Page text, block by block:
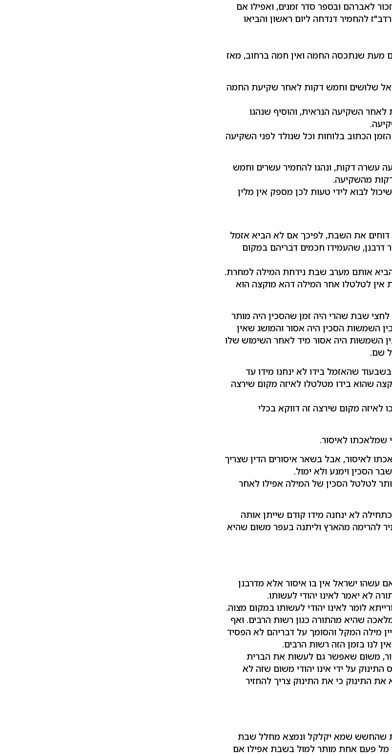
לאברהם ובספר סדר זמנים, ואפילו אם
להחמיר דנדחה ליום ראשון והביאו
מעת שנתכסה החמה ואין חמה ברחוב, מאז
שלושים וחמש דקות לאחר שקיעת החמה
השקיעה הנראית, והוסיף שנהגו
הכתוב בלוחות וכל שנולד לפני השקיעה
עשרה דקות, ונהגו להחמיר עשרים וחמש
מהשקיעה.
לבוא לידי טעות לכן מספק אין מלין
את השבת, לפיכך אם לא הביא אזמל
שהעמידו חכמים דבריהם במקום
הביא אותם מערב שבת נידחת המילה למחרת.
אין לטלטלו אחר המילה דהא מוקצה הוא
שבת שהרי היה זמן שהסכין היה מותר
השמשות הסכין היה אסור והמושג שאין
השמשות היה אסור מיד לאחר השימוש שלו
שם.
שהאזמל בידו לא ינחנו מידו עד
שהוא בידו מטלטלו לאיזה מקום שירצה
לאיזה מקום שירצה זה דווקא בכלי
שמלאכתו לאיסור.
לאיסור, אבל בשאר איסורים הדין שצריך
הסכין וימנע ולא ימול.
לטלטל הסכין של המילה אפילו לאחר
לא ינחנה מידו קודם שייתן אותה
להרימה מהארץ וליתנה בעפר משום שהיא
עשהו ישראל אין בו איסור אלא מדרבנן
לא יאמר לאינו יהודי לעשותו.
לומר לאינו יהודי לעשותו במקום מצוה.
שהיא מהתורה כגון רשות הרבים. ואף
מילה המקל והסומך על דבריהם לא הפסיד
לנו בזמן הזה רשות הרבים.
משום שאפשר גם לעשות את הברית
על ידי אינו יהודי משום שזה לא
את התינוק כי את התינוק צריך להחזיר
שהחשש שמא יקלקל ונמצא מחלל שבת
מל פעם אחת מותר למול בשבת אפילו אם